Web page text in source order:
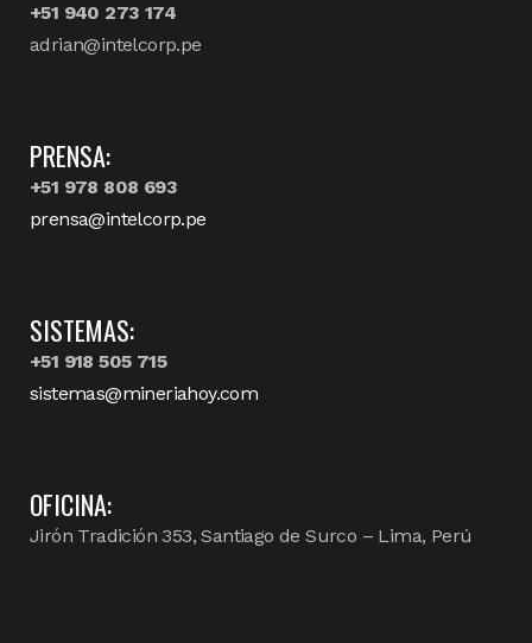
+51 940 273 174
adrian@intelcorp.pe
PRENSA:
+51 978 808 693
prensa@intelcorp.pe
SISTEMAS:
+51 918 505 715
sistemas@mineriahoy.com
OFICINA:
Jirón Tradición 353, Santiago de Surco – Lima, Perú